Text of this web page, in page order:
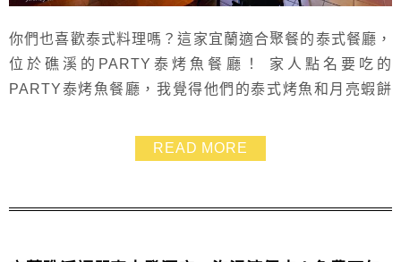
你們也喜歡泰式料理嗎？這家宜蘭適合聚餐的泰式餐廳，
位於礁溪的PARTY泰烤魚餐廳！ 家人點名要吃的
PARTY泰烤魚餐廳，我覺得他們的泰式烤魚和月亮蝦餅
泰還有停車場，開車過來很方便~~
READ MORE